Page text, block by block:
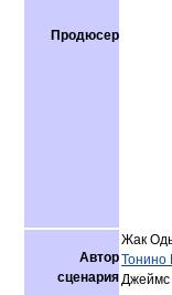
Продюсер
Автор
сценария
Жак
Тонино
Джеймс